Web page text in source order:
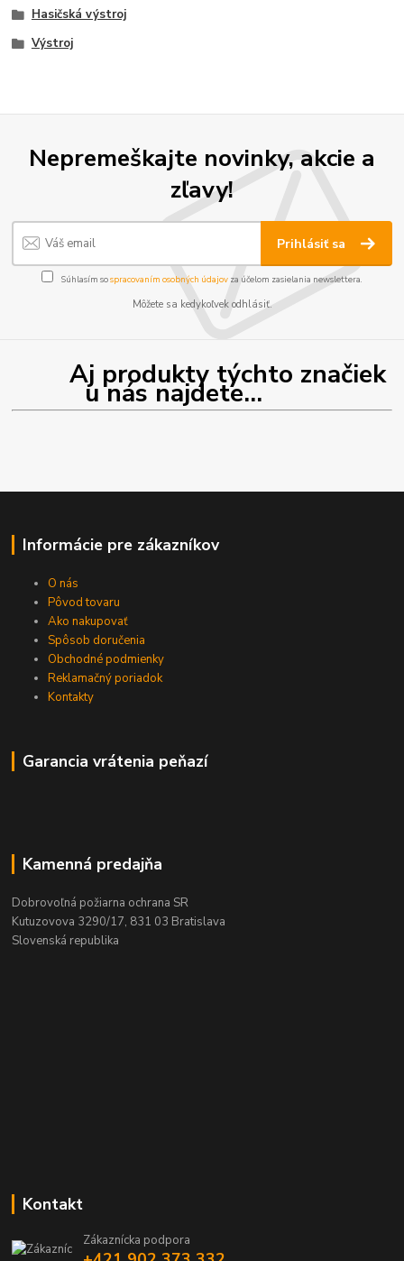
Hasičská výstroj
Výstroj
Nepremeškajte novinky, akcie a
zľavy!
Prihlásiť sa
Súhlasím sospracovaním osobných údajov za účelom zasielania newslettera.
Môžete sa kedykoľvek odhlásiť.
Aj produkty týchto značiek
u nás najdete...
Informácie pre zákazníkov
O nás
Pôvod tovaru
Ako nakupovať
Spôsob doručenia
Obchodné podmienky
Reklamačný poriadok
Kontakty
Garancia vrátenia peňazí
Kamenná predajňa
Dobrovoľná požiarna ochrana SR
Kutuzovova 3290/17, 831 03 Bratislava
Slovenská republika
Kontakt
Zákaznícka podpora